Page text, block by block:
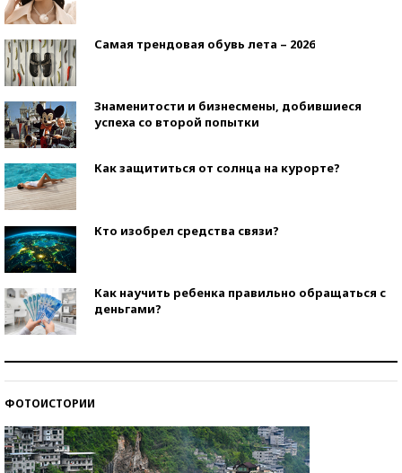
Самая трендовая обувь лета – 2026
Знаменитости и бизнесмены, добившиеся
успеха со второй попытки
Как защититься от солнца на курорте?
Кто изобрел средства связи?
Как научить ребенка правильно обращаться с
деньгами?
ФОТОИСТОРИИ